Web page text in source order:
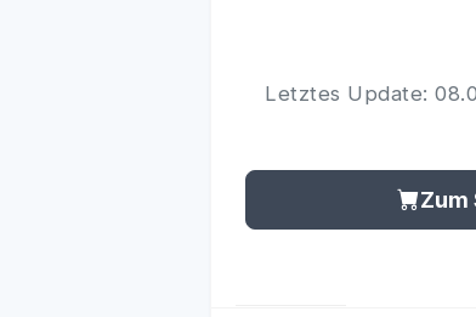
Letztes Update:
Zum